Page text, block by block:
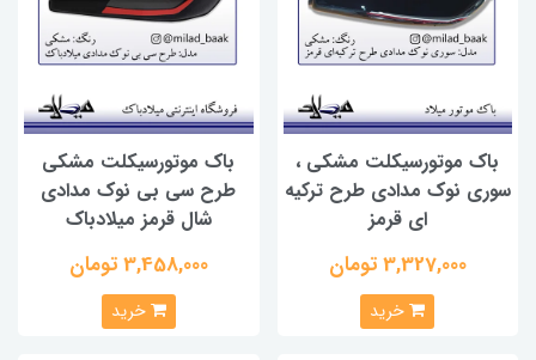
باک موتورسیکلت مشکی ،
سوری نوک مدادی طرح ترکیه
ای قرمز
3,327,000 تومان
خرید
باک موتورسیکلت مشکی
طرح سی بی نوک مدادی
شال قرمز میلادباک
3,458,000 تومان
خرید